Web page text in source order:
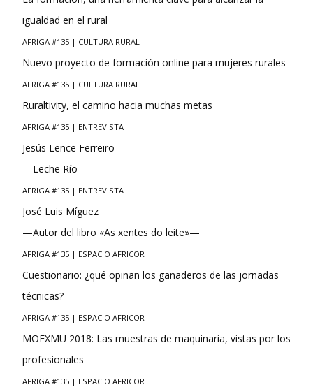
igualdad en el rural
AFRIGA #135 | CULTURA RURAL
Nuevo proyecto de formación online para mujeres rurales
AFRIGA #135 | CULTURA RURAL
Ruraltivity, el camino hacia muchas metas
AFRIGA #135 | ENTREVISTA
Jesús Lence Ferreiro
—Leche Río—
AFRIGA #135 | ENTREVISTA
José Luis Míguez
—Autor del libro «As xentes do leite»—
AFRIGA #135 | ESPACIO AFRICOR
Cuestionario: ¿qué opinan los ganaderos de las jornadas
técnicas?
AFRIGA #135 | ESPACIO AFRICOR
MOEXMU 2018: Las muestras de maquinaria, vistas por los
profesionales
AFRIGA #135 | ESPACIO AFRICOR